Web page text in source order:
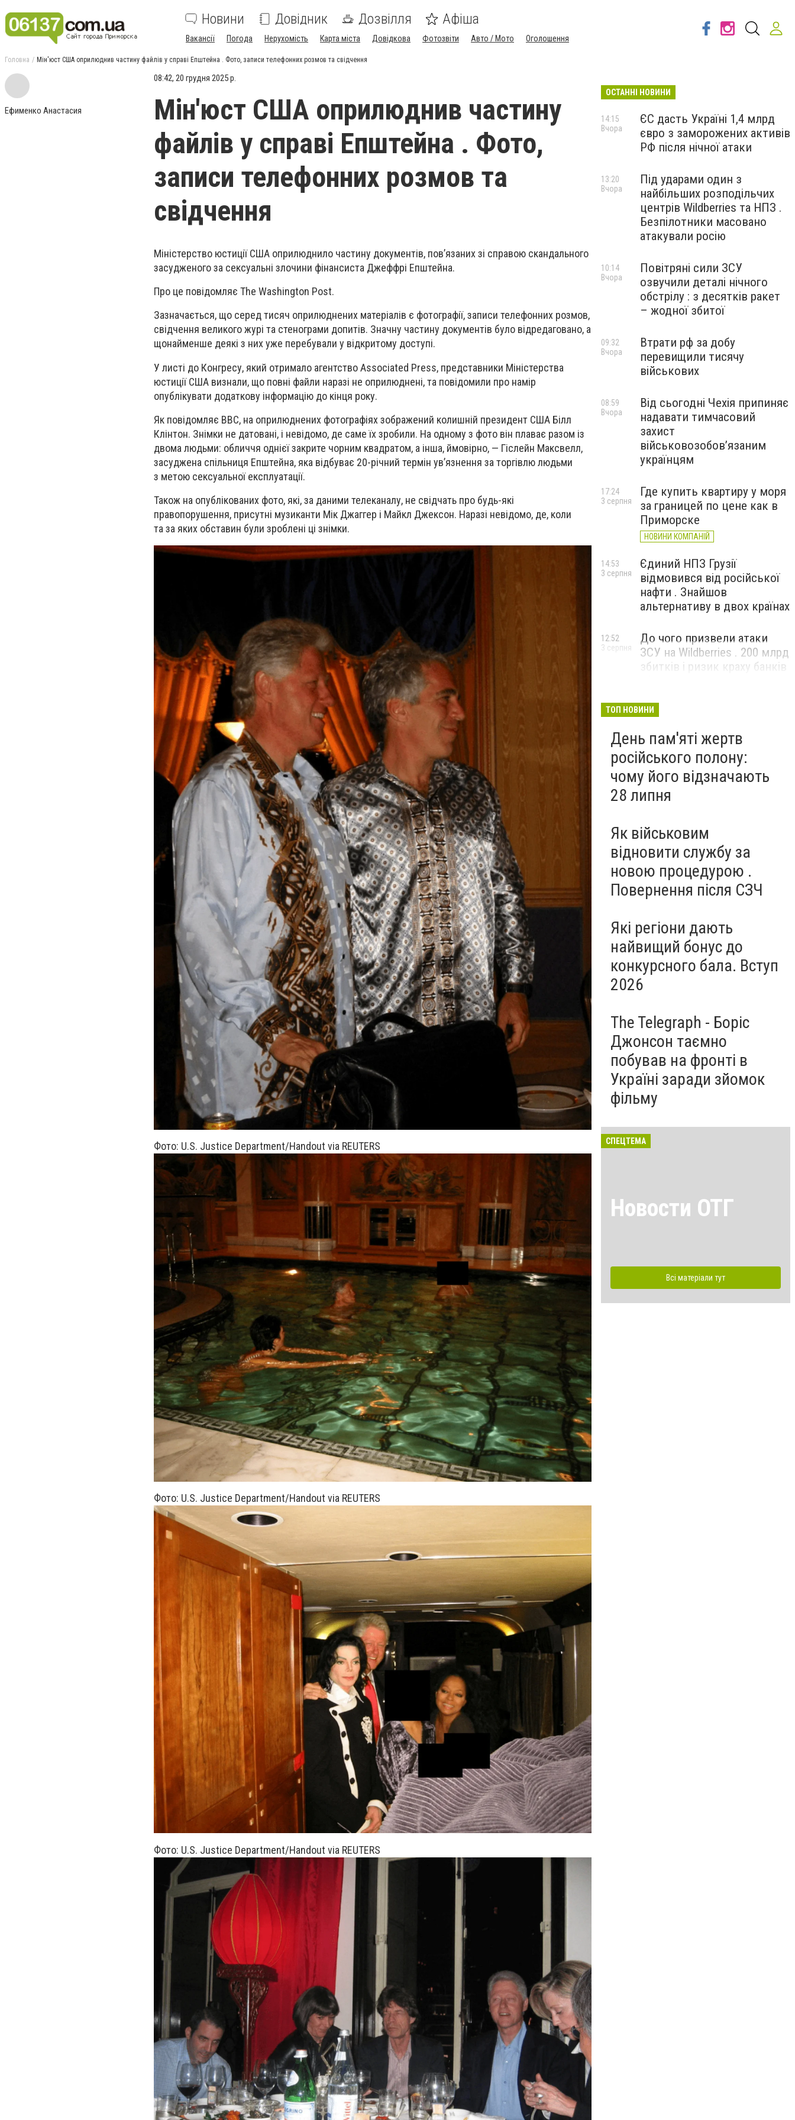
Новини Довідник Дозвілля Афіша
Вакансії Погода Нерухомість Карта міста Довідкова Фотозвіти Авто / Мото Оголошення
Головна Мін'юст США оприлюднив частину файлів у справі Епштейна . Фото, записи телефонних розмов та свідчення
Ефименко Анастасия
08:42, 20 грудня 2025 р.
Мін'юст США оприлюднив частину
файлів у справі Епштейна . Фото,
записи телефонних розмов та
свідчення
Міністерство юстиції США оприлюднило частину документів, пов’язаних зі справою скандального
засудженого за сексуальні злочини фінансиста Джеффрі Епштейна.
Про це повідомляє The Washington Post.
Зазначається, що серед тисяч оприлюднених матеріалів є фотографії, записи телефонних розмов,
свідчення великого журі та стенограми допитів. Значну частину документів було відредаговано, а
щонайменше деякі з них уже перебували у відкритому доступі.
У листі до Конгресу, який отримало агентство Associated Press, представники Міністерства
юстиції США визнали, що повні файли наразі не оприлюднені, та повідомили про намір
опублікувати додаткову інформацію до кінця року.
Як повідомляє BBC, на оприлюднених фотографіях зображений колишній президент США Білл
Клінтон. Знімки не датовані, і невідомо, де саме їх зробили. На одному з фото він плаває разом із
двома людьми: обличчя однієї закрите чорним квадратом, а інша, ймовірно, — Гіслейн Максвелл,
засуджена спільниця Епштейна, яка відбуває 20-річний термін ув’язнення за торгівлю людьми
з метою сексуальної експлуатації.
Також на опублікованих фото, які, за даними телеканалу, не свідчать про будь-які
правопорушення, присутні музиканти Мік Джаггер і Майкл Джексон. Наразі невідомо, де, коли
та за яких обставин були зроблені ці знімки.
Фото: U.S. Justice Department/Handout via REUTERS
Фото: U.S. Justice Department/Handout via REUTERS
Фото: U.S. Justice Department/Handout via REUTERS
ОСТАННІ НОВИНИ
ЄС дасть Україні 1,4 млрд
євро з заморожених активів
РФ після нічної атаки
14:15
Вчора
Під ударами один з
найбільших розподільчих
центрів Wildberries та НПЗ .
Безпілотники масовано
атакували росію
13:20
Вчора
Повітряні сили ЗСУ
озвучили деталі нічного
обстрілу : з десятків ракет
– жодної збитої
10:14
Вчора
Втрати рф за добу
перевищили тисячу
військових
09:32
Вчора
Від сьогодні Чехія припиняє
надавати тимчасовий
захист
військовозобов’язаним
українцям
08:59
Вчора
Где купить квартиру у моря
за границей по цене как в
Приморске
НОВИНИ КОМПАНІЙ
17:24
3 серпня
Єдиний НПЗ Грузії
відмовився від російської
нафти . Знайшов
альтернативу в двох країнах
14:53
3 серпня
До чого призвели атаки
ЗСУ на Wildberries . 200 млрд
збитків і ризик краху банків
12:52
3 серпня
ТОП НОВИНИ
День пам'яті жертв
російського полону:
чому його відзначають
28 липня
Як військовим
відновити службу за
новою процедурою .
Повернення після СЗЧ
Які регіони дають
найвищий бонус до
конкурсного бала. Вступ
2026
The Telegraph - Боріс
Джонсон таємно
побував на фронті в
Україні заради зйомок
фільму
СПЕЦТЕМА
Новости ОТГ
Всі матеріали тут